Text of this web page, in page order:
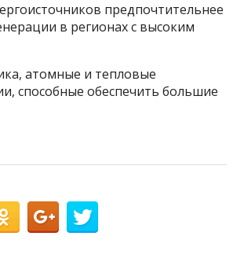
предпочтительнее
в регионах с высоким
атомные и тепловые
способные обеспечить большие